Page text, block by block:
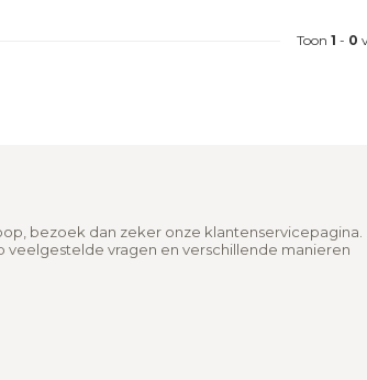
Toon 1 - 0
bezoek dan zeker onze klantenservicepagina.
vragen en verschillende manieren